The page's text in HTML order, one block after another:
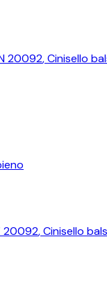
20092,Cinisello
20092,Cinisello